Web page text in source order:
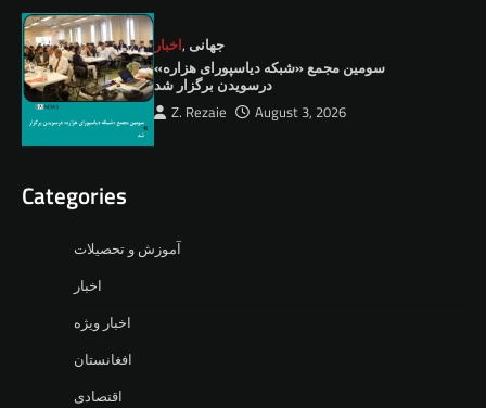
اخبار, جهانی
سومین مجمع «شبکه دیاسپورای هزاره»
درسویدن برگزار شد
Z. Rezaie August 3, 2026
Categories
آموزش و تحصیلات
اخبار
اخبار ویژه
افغانستان
اقتصادی